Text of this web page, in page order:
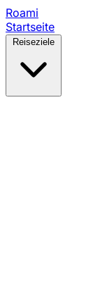
Roami
Startseite
Reiseziele